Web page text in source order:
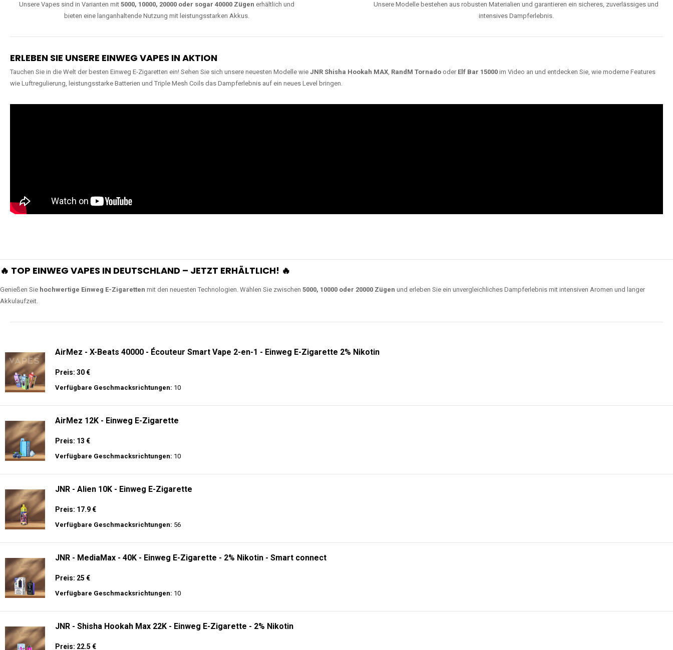
Unsere Vapes sind in Varianten mit5000, 10000, 20000 oder sogar 40000 Zügen erhältlich und
bieten eine langanhaltende Nutzung mit leistungsstarken Akkus.
Unsere Modelle bestehen aus robusten Materialien und garantieren ein sicheres, zuverlässiges und
intensives Dampferlebnis.
ERLEBEN SIE UNSERE EINWEG VAPES IN AKTION
Tauchen Sie in die Welt der besten Einweg E-Zigaretten ein! Sehen Sie sich unsere neuesten Modelle wie JNR Shisha Hookah MAX, RandM Tornado oder Elf Bar 15000 im Video an und entdecken Sie, wie moderne Features
wie Luftregulierung, leistungsstarke Batterien und Triple Mesh Coils das Dampferlebnis auf ein neues Level bringen.
🔥 TOP EINWEG VAPES IN DEUTSCHLAND – JETZT ERHÄLTLICH! 🔥
Genießen Sie hochwertige Einweg E-Zigaretten mit den neuesten Technologien. Wählen Sie zwischen 5000, 10000 oder 20000 Zügen und erleben Sie ein unvergleichliches Dampferlebnis mit intensiven Aromen und langer
Akkulaufzeit.
AirMez - X-Beats 40000 - Écouteur Smart Vape 2-en-1 - Einweg E-Zigarette 2% Nikotin
Preis: 30 €
Verfügbare Geschmacksrichtungen: 10
AirMez 12K - Einweg E-Zigarette
Preis: 13 €
Verfügbare Geschmacksrichtungen: 10
JNR - Alien 10K - Einweg E-Zigarette
Preis: 17.9 €
Verfügbare Geschmacksrichtungen: 56
JNR - MediaMax - 40K - Einweg E-Zigarette - 2% Nikotin - Smart connect
Preis: 25 €
Verfügbare Geschmacksrichtungen: 10
JNR - Shisha Hookah Max 22K - Einweg E-Zigarette - 2% Nikotin
Preis: 22.5 €